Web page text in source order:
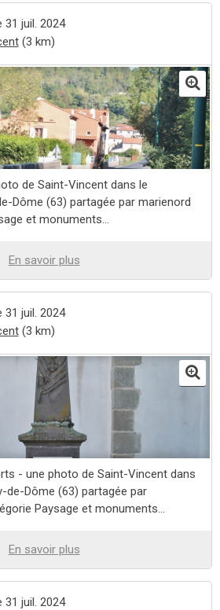
31 juil. 2024
(3 km)
de Saint-Vincent dans le
Dôme (63) partagée par marienord
et monuments...
En savoir plus
31 juil. 2024
(3 km)
- une photo de Saint-Vincent dans
de-Dôme (63) partagée par
Paysage et monuments...
En savoir plus
31 juil. 2024